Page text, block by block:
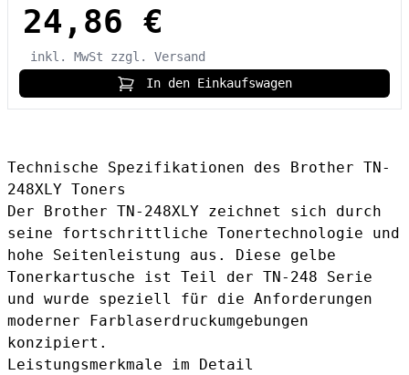
24,86 €
inkl. MwSt
zzgl. Versand
In den Einkaufswagen
Technische Spezifikationen des Brother TN-
248XLY Toners
Der Brother TN-248XLY zeichnet sich durch
seine fortschrittliche Tonertechnologie und
hohe Seitenleistung aus. Diese gelbe
Tonerkartusche ist Teil der TN-248 Serie
und wurde speziell für die Anforderungen
moderner Farblaserdruckumgebungen
konzipiert.
Leistungsmerkmale im Detail